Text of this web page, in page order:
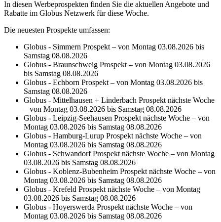
In diesen Werbeprospekten finden Sie die aktuellen Angebote und
Rabatte im Globus Netzwerk für diese Woche.
Die neuesten Prospekte umfassen:
Globus - Simmern Prospekt – von Montag 03.08.2026 bis
Samstag 08.08.2026
Globus - Braunschweig Prospekt – von Montag 03.08.2026
bis Samstag 08.08.2026
Globus - Echborn Prospekt – von Montag 03.08.2026 bis
Samstag 08.08.2026
Globus - Mittelhausen + Linderbach Prospekt nächste Woche
– von Montag 03.08.2026 bis Samstag 08.08.2026
Globus - Leipzig-Seehausen Prospekt nächste Woche – von
Montag 03.08.2026 bis Samstag 08.08.2026
Globus - Hamburg-Lurup Prospekt nächste Woche – von
Montag 03.08.2026 bis Samstag 08.08.2026
Globus - Schwandorf Prospekt nächste Woche – von Montag
03.08.2026 bis Samstag 08.08.2026
Globus - Koblenz-Bubenheim Prospekt nächste Woche – von
Montag 03.08.2026 bis Samstag 08.08.2026
Globus - Krefeld Prospekt nächste Woche – von Montag
03.08.2026 bis Samstag 08.08.2026
Globus - Hoyerswerda Prospekt nächste Woche – von
Montag 03.08.2026 bis Samstag 08.08.2026